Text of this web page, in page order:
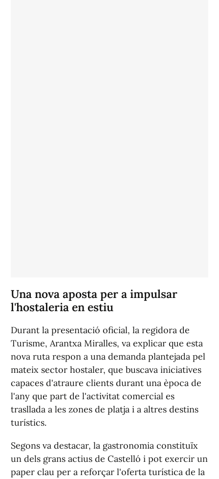
Una nova aposta per a impulsar
l'hostaleria en estiu
Durant la presentació oficial, la regidora de
Turisme, Arantxa Miralles, va explicar que esta
nova ruta respon a una demanda plantejada pel
mateix sector hostaler, que buscava iniciatives
capaces d'atraure clients durant una època de
l'any que part de l'activitat comercial es
trasllada a les zones de platja i a altres destins
turístics.
Segons va destacar, la gastronomia constituïx
un dels grans actius de Castelló i pot exercir un
paper clau per a reforçar l'oferta turística de la